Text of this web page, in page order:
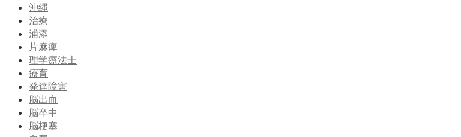
沖縄
治療
浦添
片麻痺
理学療法士
療育
発達障害
脳出血
脳卒中
脳梗塞